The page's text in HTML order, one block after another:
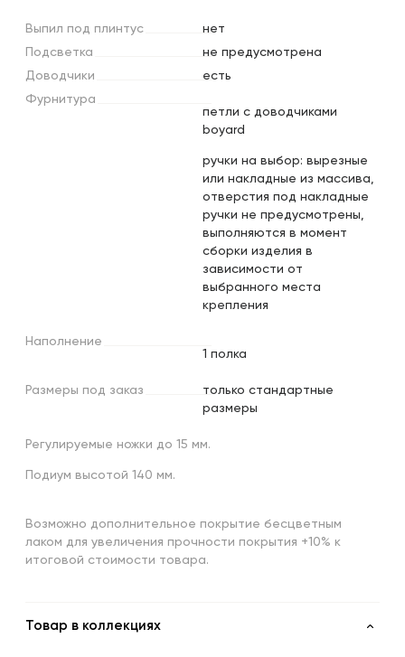
Выпил под плинтус
нет
Подсветка
не предусмотрена
Доводчики
есть
Фурнитура
петли с доводчиками
boyard
ручки на выбор: вырезные
или накладные из массива,
отверстия под накладные
ручки не предусмотрены,
выполняются в момент
сборки изделия в
зависимости от
выбранного места
крепления
Наполнение
1 полка
Размеры под заказ
только стандартные
размеры
Регулируемые ножки до 15 мм.
Подиум высотой 140 мм.
Возможно дополнительное покрытие бесцветным
лаком для увеличения прочности покрытия +10% к
итоговой стоимости товара.
Товар в коллекциях